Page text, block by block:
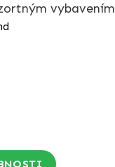
vybavením